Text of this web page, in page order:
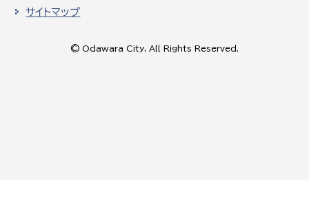
サイトマップ
© Odawara City, All Rights Reserved.